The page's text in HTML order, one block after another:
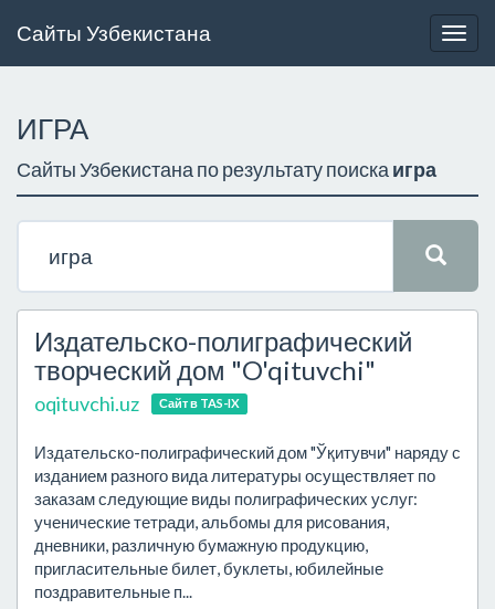
Сайты Узбекистана
ИГРА
Сайты Узбекистана по результату поиска игра
Издательско-полиграфический
творческий дом "O'qituvchi"
oqituvchi.uz Сайт в TAS-IX
Издательско-полиграфический дом "Ўқитувчи" наряду с
изданием разного вида литературы осуществляет по
заказам следующие виды полиграфических услуг:
ученические тетради, альбомы для рисования,
дневники, различную бумажную продукцию,
пригласительные билет, буклеты, юбилейные
поздравительные п...